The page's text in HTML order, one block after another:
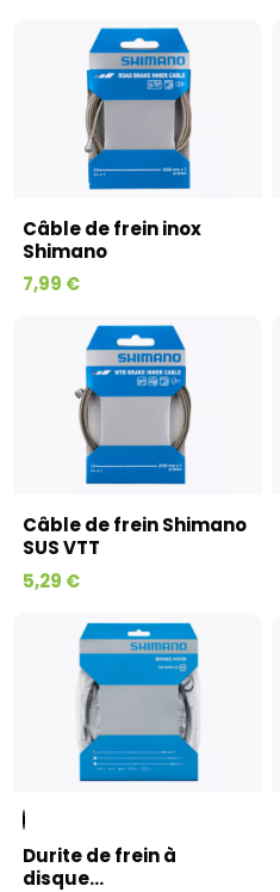
Câble de frein inox
Shimano
7,99 €
Câble de frein Shimano
SUS VTT
5,29 €
Durite de frein à
disque...